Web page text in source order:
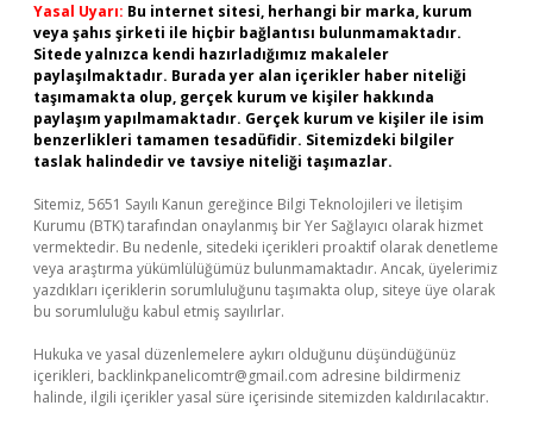
Yasal Uyarı: Bu internet sitesi, herhangi bir marka, kurum
veya şahıs şirketi ile hiçbir bağlantısı bulunmamaktadır.
Sitede yalnızca kendi hazırladığımız makaleler
paylaşılmaktadır. Burada yer alan içerikler haber niteliği
taşımamakta olup, gerçek kurum ve kişiler hakkında
paylaşım yapılmamaktadır. Gerçek kurum ve kişiler ile isim
benzerlikleri tamamen tesadüfidir. Sitemizdeki bilgiler
taslak halindedir ve tavsiye niteliği taşımazlar.
Sitemiz, 5651 Sayılı Kanun gereğince Bilgi Teknolojileri ve İletişim
Kurumu (BTK) tarafından onaylanmış bir Yer Sağlayıcı olarak hizmet
vermektedir. Bu nedenle, sitedeki içerikleri proaktif olarak denetleme
veya araştırma yükümlülüğümüz bulunmamaktadır. Ancak, üyelerimiz
yazdıkları içeriklerin sorumluluğunu taşımakta olup, siteye üye olarak
bu sorumluluğu kabul etmiş sayılırlar.
Hukuka ve yasal düzenlemelere aykırı olduğunu düşündüğünüz
içerikleri, backlinkpanelicomtr@gmail.com adresine bildirmeniz
halinde, ilgili içerikler yasal süre içerisinde sitemizden kaldırılacaktır.